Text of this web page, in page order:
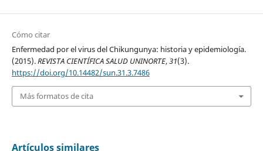
Cómo citar
Enfermedad por el virus del Chikungunya: historia y epidemiología.
(2015).REVISTA CIENTÍFICA SALUD UNINORTE,31(3).
https://doi.org/10.14482/sun.31.3.7486
Más formatos de cita
Artículos similares